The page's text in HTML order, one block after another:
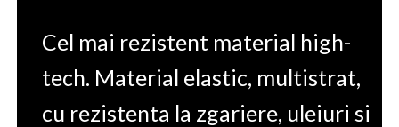
Cel mai rezistent material high-
tech. Material elastic, multistrat,
cu rezistenta la zgariere, uleiuri si